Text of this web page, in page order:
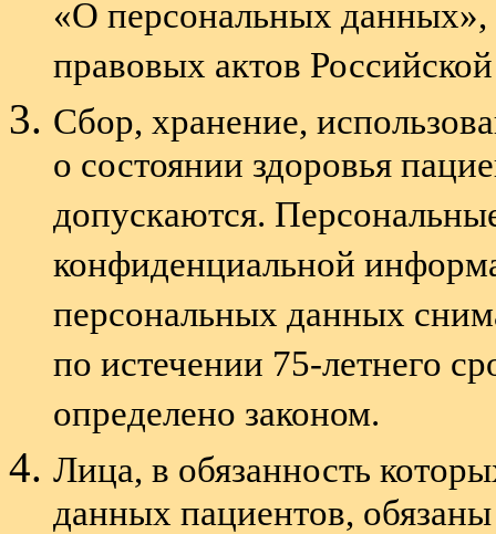
«О персональных
правовых актов
Сбор, хранение,
о состоянии здоровья
допускаются.
конфиденциальной
персональных данных
по истечении 75-летнего
определено законом.
Лица, в обязанность
данных пациентов,